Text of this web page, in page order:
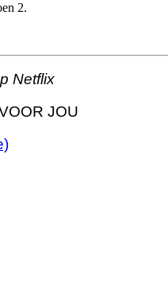
2.
Netflix
JOU